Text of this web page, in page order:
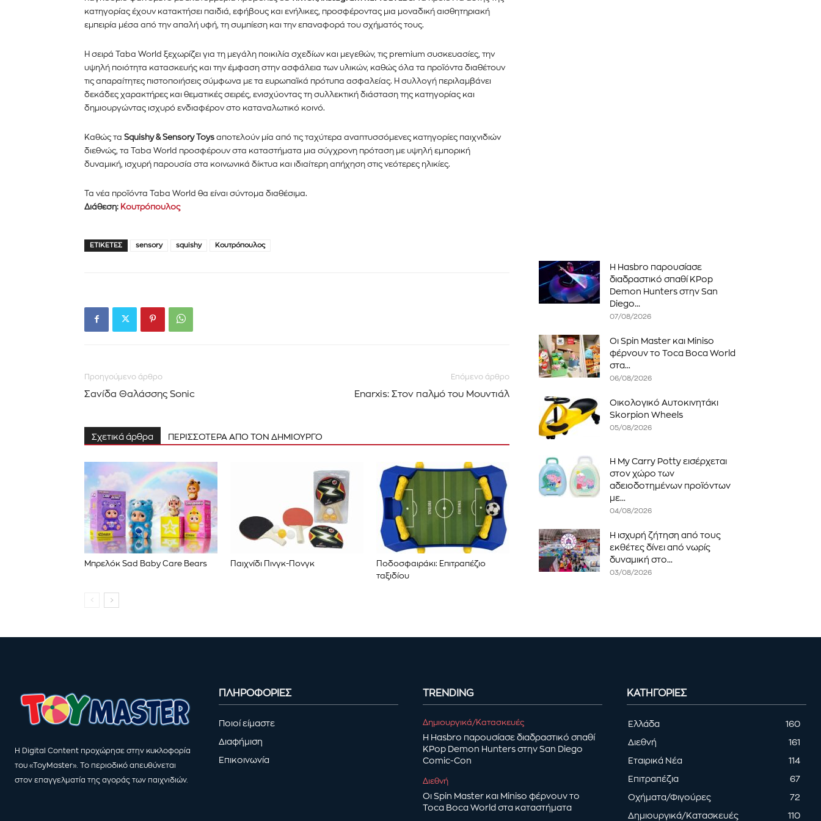
κατηγορίας έχουν κατακτήσει παιδιά, εφήβους και ενήλικες, προσφέροντας μια μοναδική αισθητηριακή
εμπειρία μέσα από την απαλή υφή, τη συμπίεση και την επαναφορά του σχήματός τους.
Η σειρά Taba World ξεχωρίζει για τη μεγάλη ποικιλία σχεδίων και μεγεθών, τις premium συσκευασίες, την
υψηλή ποιότητα κατασκευής και την έμφαση στην ασφάλεια των υλικών, καθώς όλα τα προϊόντα διαθέτουν
τις απαραίτητες πιστοποιήσεις σύμφωνα με τα ευρωπαϊκά πρότυπα ασφαλείας. Η συλλογή περιλαμβάνει
δεκάδες χαρακτήρες και θεματικές σειρές, ενισχύοντας τη συλλεκτική διάσταση της κατηγορίας και
δημιουργώντας ισχυρό ενδιαφέρον στο καταναλωτικό κοινό.
Καθώς τα Squishy & Sensory Toys αποτελούν μία από τις ταχύτερα αναπτυσσόμενες κατηγορίες παιχνιδιών
διεθνώς, τα Taba World προσφέρουν στα καταστήματα μια σύγχρονη πρόταση με υψηλή εμπορική
δυναμική, ισχυρή παρουσία στα κοινωνικά δίκτυα και ιδιαίτερη απήχηση στις νεότερες ηλικίες.
Τα νέα προϊόντα Taba World θα είναι σύντομα διαθέσιμα.
Διάθεση: Κουτρόπουλος
ΕΤΙΚΈΤΕΣ sensory squishy Κουτρόπουλος
Προηγούμενο άρθρο
Σανίδα Θαλάσσης Sonic
Επόμενο άρθρο
Enarxis: Στον παλμό του Μουντιάλ
Σχετικά άρθρα ΠΕΡΙΣΣΟΤΕΡΑ ΑΠΟ ΤΟΝ ΔΗΜΙΟΥΡΓΟ
Μπρελόκ Sad Baby Care Bears Παιχνίδι Πινγκ-Πονγκ
Ποδοσφαιράκι: Επιτραπέζιο
ταξιδίου
Η Hasbro παρουσίασε
διαδραστικό σπαθί KPop
Demon Hunters στην San
Diego...
07/08/2026
Οι Spin Master και Miniso
φέρνουν το Toca Boca World
στα...
06/08/2026
Οικολογικό Αυτοκινητάκι
Skorpion Wheels
05/08/2026
Η My Carry Potty εισέρχεται
στον χώρο των
αδειοδοτημένων προϊόντων
με...
04/08/2026
Η ισχυρή ζήτηση από τους
εκθέτες δίνει από νωρίς
δυναμική στο...
03/08/2026
Η Digital Content προχώρησε στην κυκλοφορία
του «ToyMaster». Το περιοδικό απευθύνεται
στον επαγγελματία της αγοράς των παιχνιδιών.
ΠΛΗΡΟΦΟΡΙΕΣ
Ποιοί είμαστε
Διαφήμιση
Επικοινωνία
TRENDING
Δημιουργικά/Κατασκευές
Η Hasbro παρουσίασε διαδραστικό σπαθί
KPop Demon Hunters στην San Diego
Comic-Con
Διεθνή
Οι Spin Master και Miniso φέρνουν το
Toca Boca World στα καταστήματα
ΚΑΤΗΓΟΡΊΕΣ
Ελλάδα 160
Διεθνή 161
Εταιρικά Νέα 114
Επιτραπέζια 67
Οχήματα/Φιγούρες 72
Δημιουργικά/Κατασκευές 110